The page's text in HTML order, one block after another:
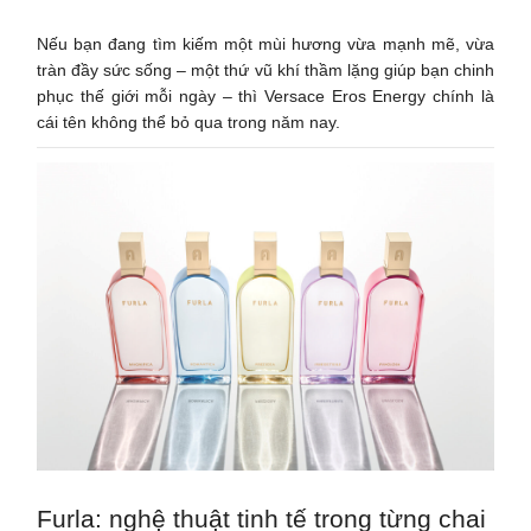
Nếu bạn đang tìm kiếm một mùi hương vừa mạnh mẽ, vừa
tràn đầy sức sống – một thứ vũ khí thầm lặng giúp bạn chinh
phục thế giới mỗi ngày – thì Versace Eros Energy chính là
cái tên không thể bỏ qua trong năm nay.
Furla: nghệ thuật tinh tế trong từng chai